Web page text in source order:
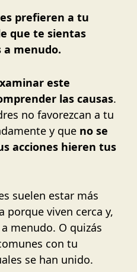
prefieren a tu
que te sientas
a menudo.
este
las causas.
no favorezcan a tu
y que no se
acciones hieren tus
suelen estar más
porque viven cerca y,
menudo. O quizás
con tu
se han unido.